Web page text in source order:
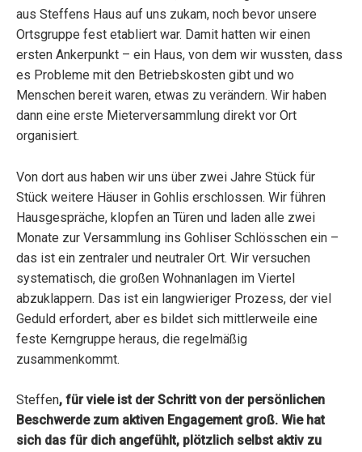
aus Steffens Haus auf uns zukam, noch bevor unsere
Ortsgruppe fest etabliert war. Damit hatten wir einen
ersten Ankerpunkt – ein Haus, von dem wir wussten, dass
es Probleme mit den Betriebskosten gibt und wo
Menschen bereit waren, etwas zu verändern. Wir haben
dann eine erste Mieterversammlung direkt vor Ort
organisiert.
Von dort aus haben wir uns über zwei Jahre Stück für
Stück weitere Häuser in Gohlis erschlossen. Wir führen
Hausgespräche, klopfen an Türen und laden alle zwei
Monate zur Versammlung ins Gohliser Schlösschen ein –
das ist ein zentraler und neutraler Ort. Wir versuchen
systematisch, die großen Wohnanlagen im Viertel
abzuklappern. Das ist ein langwieriger Prozess, der viel
Geduld erfordert, aber es bildet sich mittlerweile eine
feste Kerngruppe heraus, die regelmäßig
zusammenkommt.
Steffen, für viele ist der Schritt von der persönlichen
Beschwerde zum aktiven Engagement groß. Wie hat
sich das für dich angefühlt, plötzlich selbst aktiv zu